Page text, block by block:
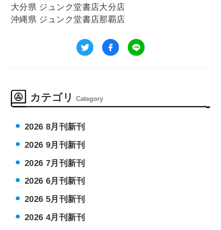
大分県 ジュンク堂書店大分店
沖縄県 ジュンク堂書店那覇店
カテゴリ Category
2026 8月刊新刊
2026 9月刊新刊
2026 7月刊新刊
2026 6月刊新刊
2026 5月刊新刊
2026 4月刊新刊